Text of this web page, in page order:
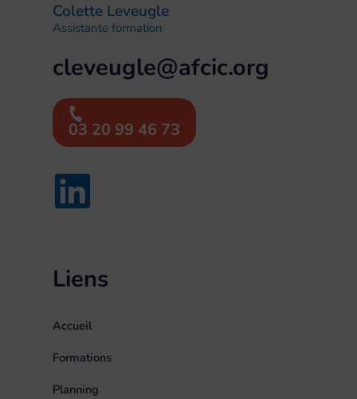
Colette Leveugle
Assistante formation
cleveugle@afcic.org
03 20 99 46 73
Liens
Accueil
Formations
Planning